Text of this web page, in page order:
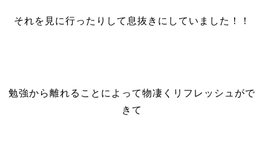
それを見に行ったりして息抜きにしていました！！
勉強から離れることによって物凄くリフレッシュがで
きて